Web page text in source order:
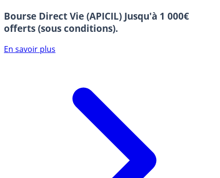
Bourse Direct Vie (APICIL) Jusqu'à 1 000€
offerts (sous conditions).
En savoir plus